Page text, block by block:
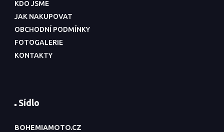
KDO JSME
JAK NAKUPOVAT
OBCHODNÍ PODMÍNKY
FOTOGALERIE
KONTAKTY
Sídlo
BOHEMIAMOTO.CZ